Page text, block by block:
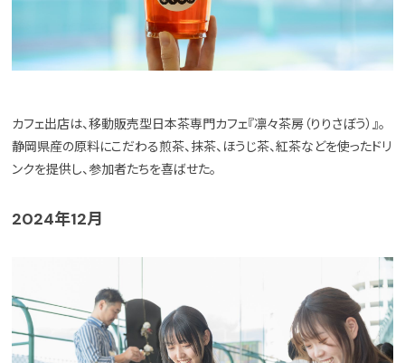
カフェ出店は、移動販売型日本茶専門カフェ『凛々茶房（りりさぼう）』。
静岡県産の原料にこだわる煎茶、抹茶、ほうじ茶、紅茶などを使ったドリ
ンクを提供し、参加者たちを喜ばせた。
2024年12月